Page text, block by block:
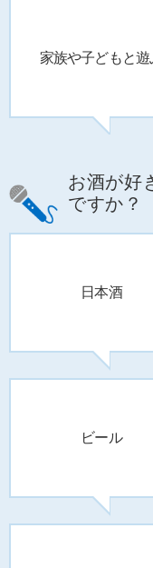
家族や子どもと遊
お酒が好
ですか？
日本酒
ビール